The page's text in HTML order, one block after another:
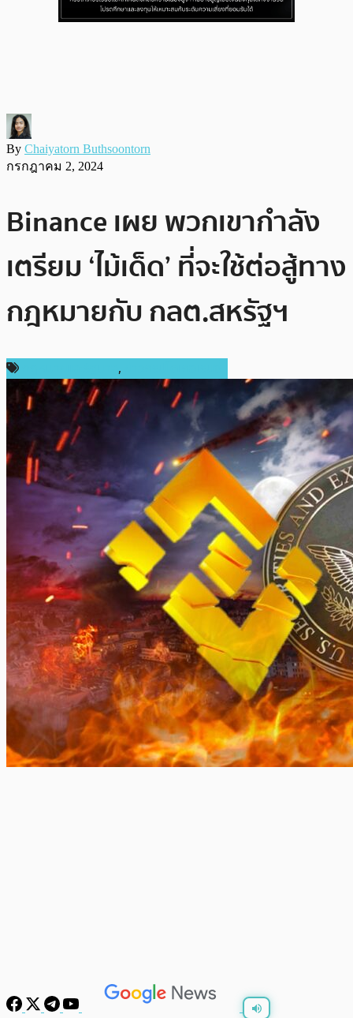
By Chaiyatorn Buthsoontorn
กรกฎาคม 2, 2024
Binance เผย พวกเขากำลัง
เตรียม ‘ไม้เด็ด’ ที่จะใช้ต่อสู้ทาง
กฎหมายกับ กลต.สหรัฐฯ
,